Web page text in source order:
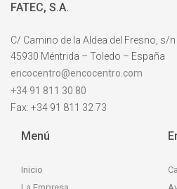
FATEC, S.A.
C/ Camino de la Aldea del Fresno, s/n
45930 Méntrida – Toledo – España
encocentro@encocentro.com
+34 91 811 30 80
Fax: +34 91 811 32 73
Menú
Inicio